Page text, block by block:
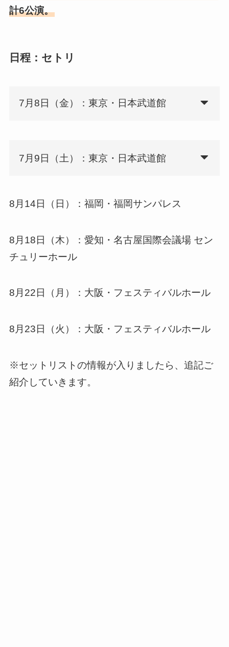
計6公演。
日程：セトリ
7月8日（金）：東京・日本武道館
7月9日（土）：東京・日本武道館
8月14日（日）：福岡・福岡サンパレス
8月18日（木）：愛知・名古屋国際会議場 セン
チュリーホール
8月22日（月）：大阪・フェスティバルホール
8月23日（火）：大阪・フェスティバルホール
※セットリストの情報が入りましたら、追記ご
紹介していきます。